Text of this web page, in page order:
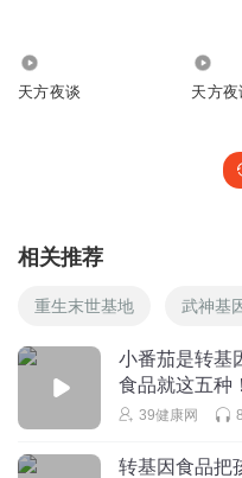
不知不觉的陌路_47
听友2680146
这一轨刷了三次 有点
天方夜谈 天方夜
相关推荐
重生末世基地 武神基
小番茄是转基
食品就这五种！
39健康网
转基因食品把